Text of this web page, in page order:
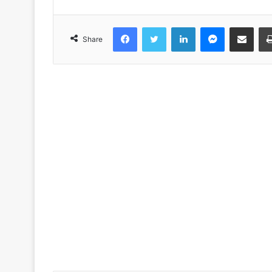
Share
FacebookTwitter LinkedInMessenger
Share via Email